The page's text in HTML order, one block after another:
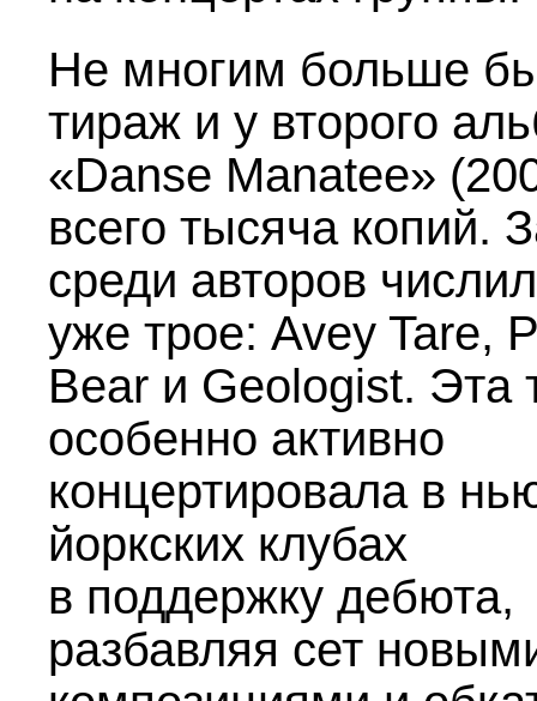
Не многим больше
тираж и у второго
«Danse Manatee»
всего тысяча копий.
среди авторов
уже трое: Avey Tare,
Bear и Geologist. Эта
особенно активно
концертировала в
йоркских клубах
в поддержку дебюта,
разбавляя сет